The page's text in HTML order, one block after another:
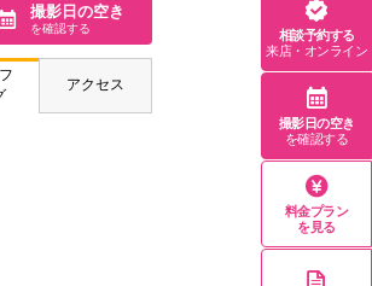
撮影日の空き
を確認する
アクセス
相談予約する
来店・オンライン
撮影日の空き
を確認する
料金プラン
を見る